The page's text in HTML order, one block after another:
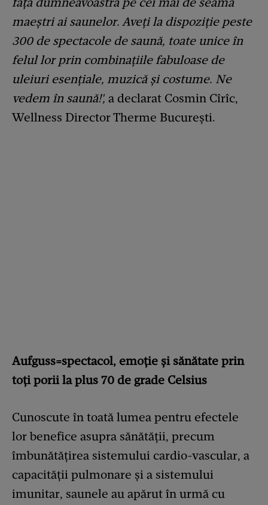
maeștri ai saunelor. Aveți la dispoziție peste
300 de spectacole de saună, toate unice în
felul lor prin combinațiile fabuloase de
uleiuri esențiale, muzică și costume. Ne
vedem în saună!', a declarat Cosmin Cîrîc,
Wellness Director Therme București.
Aufguss=spectacol, emoție și sănătate prin
toți porii la plus 70 de grade Celsius
Cunoscute în toată lumea pentru efectele
lor benefice asupra sănătății, precum
îmbunătățirea sistemului cardio-vascular, a
capacității pulmonare și a sistemului
imunitar, saunele au apărut în urmă cu